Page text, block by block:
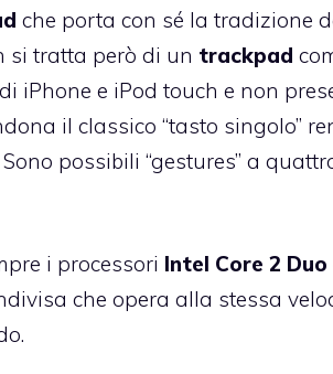
che porta con sé la tradizione
si tratta però di un trackpad
iPhone e iPod touch e non
il classico “tasto singolo”
possibili “gestures” a
i processori Intel Core 2 Duo
che opera alla stessa